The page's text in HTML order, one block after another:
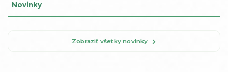
Novinky
Zobraziť všetky novinky